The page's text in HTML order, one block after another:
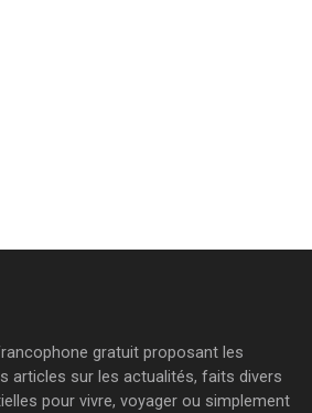
gratuit proposant les
articles sur les actualités, faits divers
pour vivre, voyager ou simplement